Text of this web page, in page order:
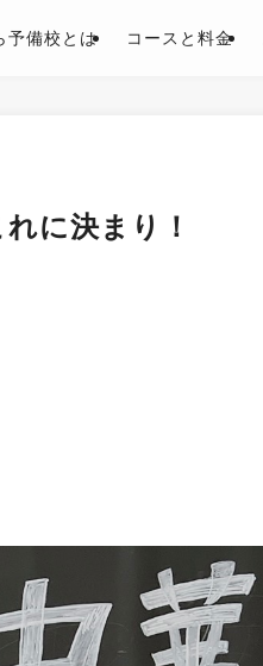
予備校とは コースと料金
に決まり！